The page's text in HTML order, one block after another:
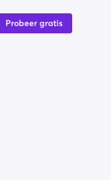
Probeer gratis